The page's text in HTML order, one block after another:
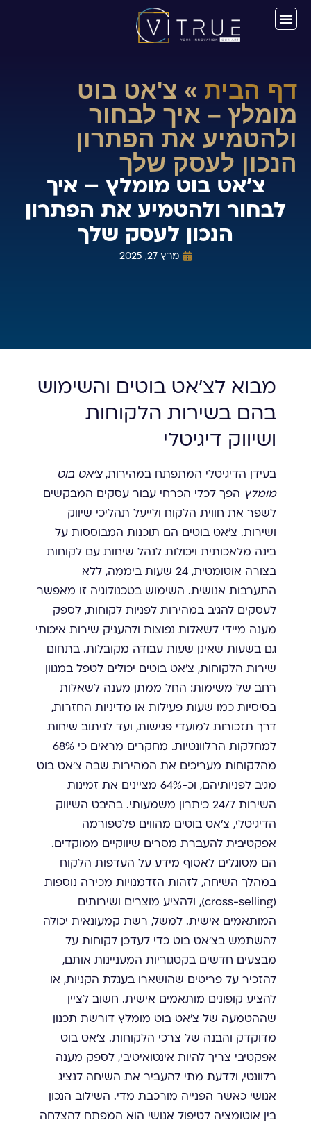
דף הבית » צ'אט בוט
מומלץ – איך לבחור
ולהטמיע את הפתרון
הנכון לעסק שלך
צ'אט בוט מומלץ – איך
לבחור ולהטמיע את הפתרון
הנכון לעסק שלך
מרץ 27, 2025
מבוא לצ'אט בוטים והשימוש
בהם בשירות הלקוחות
ושיווק דיגיטלי
בעידן הדיגיטלי המתפתח במהירות,צ'אט בוט
מומלץ הפך לכלי הכרחי עבור עסקים המבקשים
לשפר את חווית הלקוח ולייעל תהליכי שיווק
ושירות. צ'אט בוטים הם תוכנות המבוססות על
בינה מלאכותית ויכולות לנהל שיחות עם לקוחות
בצורה אוטומטית, 24 שעות ביממה, ללא
התערבות אנושית. השימוש בטכנולוגיה זו מאפשר
לעסקים להגיב במהירות לפניות לקוחות, לספק
מענה מיידי לשאלות נפוצות ולהעניק שירות איכותי
גם בשעות שאינן שעות עבודה מקובלות. בתחום
שירות הלקוחות, צ'אט בוטים יכולים לטפל במגוון
רחב של משימות: החל ממתן מענה לשאלות
בסיסיות כמו שעות פעילות או מדיניות החזרות,
דרך תזכורות למועדי פגישות, ועד לניתוב שיחות
למחלקות הרלוונטיות. מחקרים מראים כי 68%
מהלקוחות מעריכים את המהירות שבה צ'אט בוט
מגיב לפניותיהם, וכ-64% מציינים את זמינות
השירות 24/7 כיתרון משמעותי. בהיבט השיווק
הדיגיטלי, צ'אט בוטים מהווים פלטפורמה
אפקטיבית להעברת מסרים שיווקיים ממוקדים.
הם מסוגלים לאסוף מידע על העדפות הלקוח
במהלך השיחה, לזהות הזדמנויות מכירה נוספות
(cross-selling), ולהציע מוצרים ושירותים
המותאמים אישית. למשל, רשת קמעונאית יכולה
להשתמש בצ'אט בוט כדי לעדכן לקוחות על
מבצעים חדשים בקטגוריות המעניינות אותם,
להזכיר על פריטים שהושארו בעגלת הקניות, או
להציע קופונים מותאמים אישית. חשוב לציין
שההטמעה של צ'אט בוט מומלץ דורשת תכנון
מדוקדק והבנה של צרכי הלקוחות. צ'אט בוט
אפקטיבי צריך להיות אינטואיטיבי, לספק מענה
רלוונטי, ולדעת מתי להעביר את השיחה לנציג
אנושי כאשר הפנייה מורכבת מדי. השילוב הנכון
בין אוטומציה לטיפול אנושי הוא המפתח להצלחה